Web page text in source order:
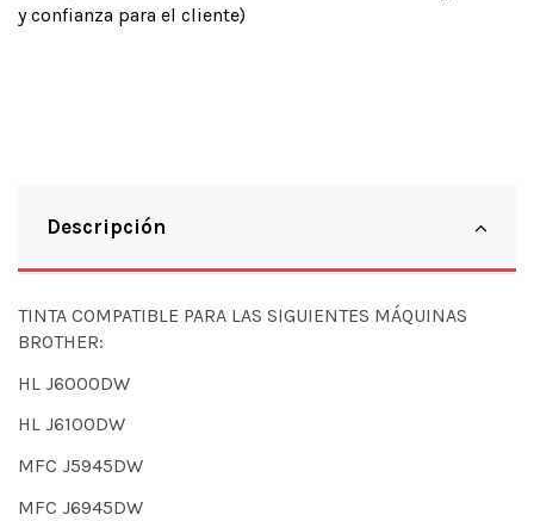
y confianza para el cliente)
Descripción
TINTA COMPATIBLE PARA LAS SIGUIENTES MÁQUINAS
BROTHER:
HL J6000DW
HL J6100DW
MFC J5945DW
MFC J6945DW